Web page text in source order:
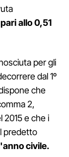
allo 0,51
per gli
dal 1º
che
2,
2015 e che i
predetto
civile.